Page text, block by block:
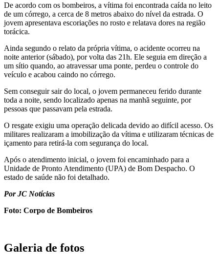
De acordo com os bombeiros, a vítima foi encontrada caída no leito
de um córrego, a cerca de 8 metros abaixo do nível da estrada. O
jovem apresentava escoriações no rosto e relatava dores na região
torácica.
Ainda segundo o relato da própria vítima, o acidente ocorreu na
noite anterior (sábado), por volta das 21h. Ele seguia em direção a
um sítio quando, ao atravessar uma ponte, perdeu o controle do
veículo e acabou caindo no córrego.
Sem conseguir sair do local, o jovem permaneceu ferido durante
toda a noite, sendo localizado apenas na manhã seguinte, por
pessoas que passavam pela estrada.
O resgate exigiu uma operação delicada devido ao difícil acesso. Os
militares realizaram a imobilização da vítima e utilizaram técnicas de
içamento para retirá-la com segurança do local.
Após o atendimento inicial, o jovem foi encaminhado para a
Unidade de Pronto Atendimento (UPA) de Bom Despacho. O
estado de saúde não foi detalhado.
Por JC Notícias
Foto: Corpo de Bombeiros
Galeria de fotos